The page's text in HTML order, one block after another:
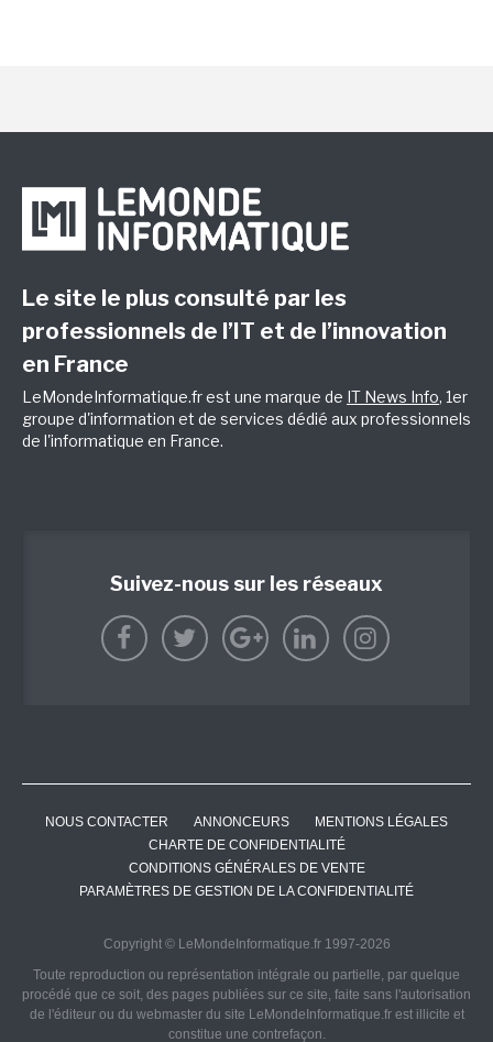
Le site le plus consulté par les
professionnels de l’IT et de l’innovation
en France
LeMondeInformatique.fr est une marque de IT News Info, 1er
groupe d'information et de services dédié aux professionnels
de l'informatique en France.
Suivez-nous sur les réseaux
NOUS CONTACTER ANNONCEURS
MENTIONS LÉGALES
CHARTE DE CONFIDENTIALITÉ
CONDITIONS GÉNÉRALES DE VENTE
PARAMÈTRES DE GESTION DE LA CONFIDENTIALITÉ
Copyright © LeMondeInformatique.fr 1997-2026
Toute reproduction ou représentation intégrale ou partielle, par quelque
procédé que ce soit, des pages publiées sur ce site, faite sans l'autorisation
de l'éditeur ou du webmaster du site LeMondeInformatique.fr est illicite et
constitue une contrefaçon.